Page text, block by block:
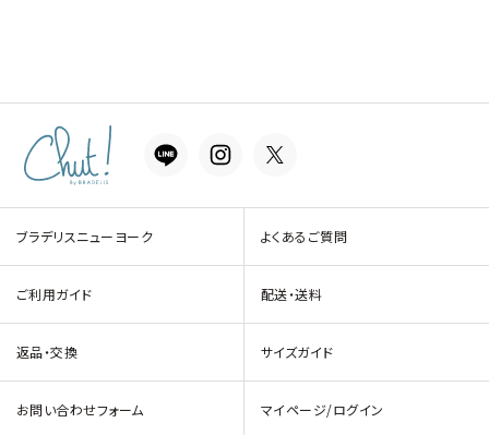
ブラデリスニューヨーク よくあるご質問
ご利用ガイド 配送・送料
返品・交換 サイズガイド
お問い合わせフォーム マイページ/ログイン